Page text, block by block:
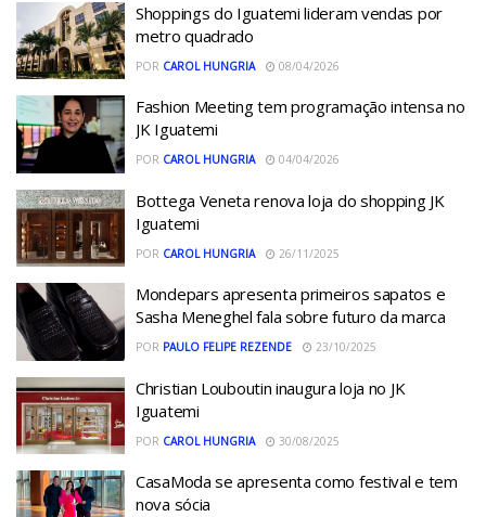
Shoppings do Iguatemi lideram vendas por
metro quadrado
POR CAROL HUNGRIA 08/04/2026
Fashion Meeting tem programação intensa no
JK Iguatemi
POR CAROL HUNGRIA 04/04/2026
Bottega Veneta renova loja do shopping JK
Iguatemi
POR CAROL HUNGRIA 26/11/2025
Mondepars apresenta primeiros sapatos e
Sasha Meneghel fala sobre futuro da marca
POR PAULO FELIPE REZENDE 23/10/2025
Christian Louboutin inaugura loja no JK
Iguatemi
POR CAROL HUNGRIA 30/08/2025
CasaModa se apresenta como festival e tem
nova sócia